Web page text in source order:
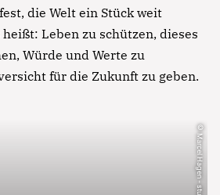
die Welt ein Stück weit
Leben zu schützen, dieses
Würde und Werte zu
für die Zukunft zu geben.
© Marcel Hagen - studio22.at